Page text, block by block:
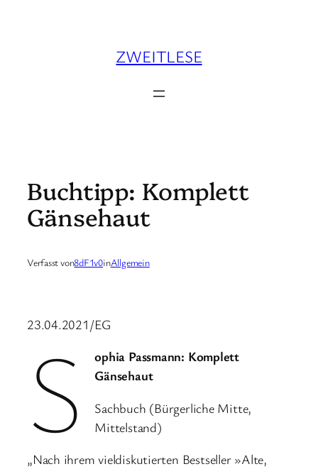
ZWEITLESE
Buchtipp: Komplett
Gänsehaut
Verfasst von8dF1v0inAllgemein
23.04.2021/EG
S
ophia Passmann: Komplett
Gänsehaut
Sachbuch (Bürgerliche Mitte,
Mittelstand)
„Nach ihrem vieldiskutierten Bestseller »Alte,